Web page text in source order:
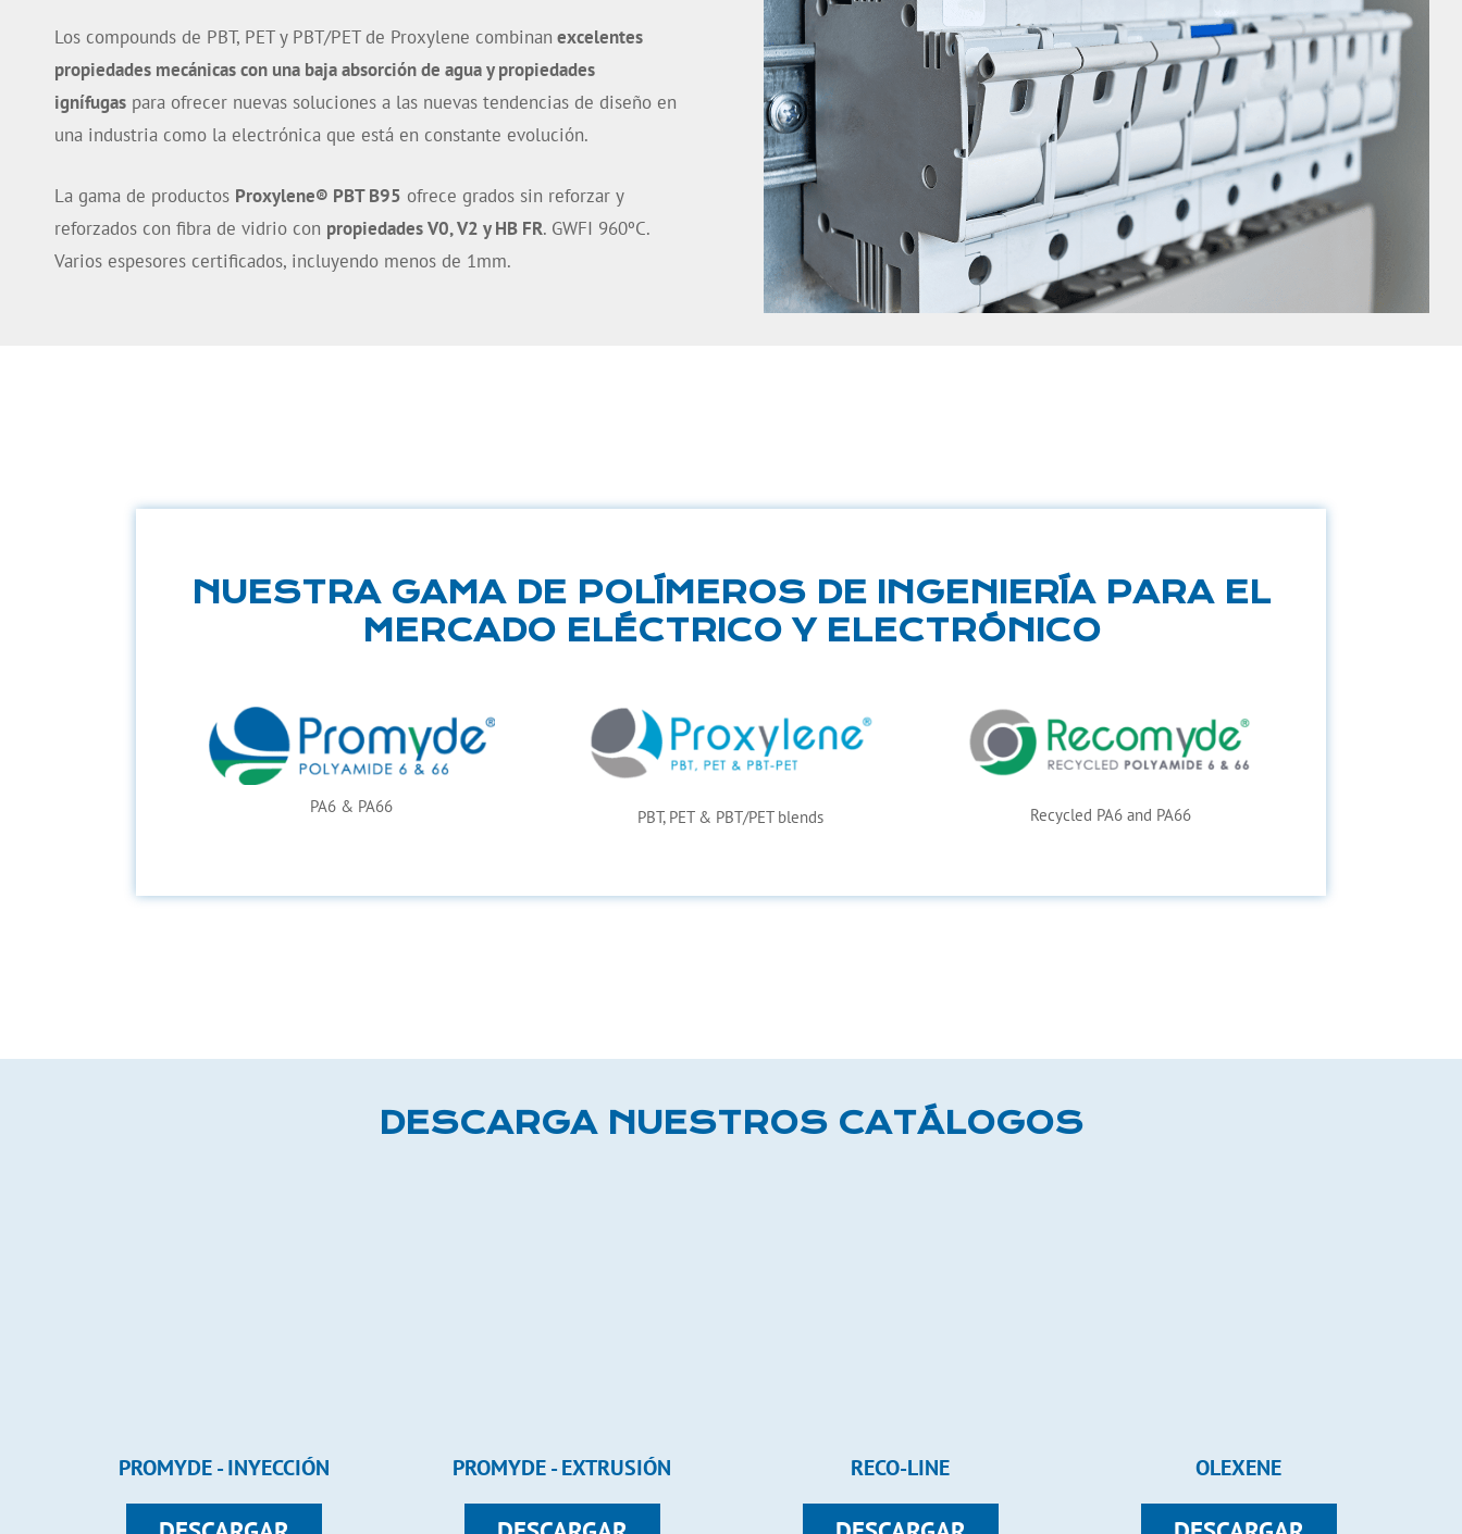
Los compounds de PBT, PET y PBT/PET de Proxylene combinan excelentes
propiedades mecánicas con una baja absorción de agua y propiedades
ignífugas para ofrecer nuevas soluciones a las nuevas tendencias de diseño en
una industria como la electrónica que está en constante evolución.
La gama de productos Proxylene® PBT B95 ofrece grados sin reforzar y
reforzados con fibra de vidrio con propiedades V0, V2 y HB FR. GWFI 960ºC.
Varios espesores certificados, incluyendo menos de 1mm.
NUESTRA GAMA DE POLÍMEROS DE INGENIERÍA PARA EL
MERCADO ELÉCTRICO Y ELECTRÓNICO
PA6 & PA66
PBT, PET & PBT/PET blends Recycled PA6 and PA66
DESCARGA NUESTROS CATÁLOGOS
PROMYDE - INYECCIÓN PROMYDE - EXTRUSIÓN RECO-LINE OLEXENE